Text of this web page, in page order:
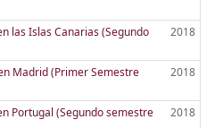
las Islas Canarias (Segundo
2018
Madrid (Primer Semestre
2018
Portugal (Segundo semestre
2018